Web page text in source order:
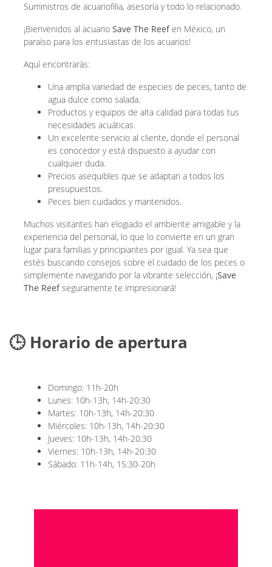
Suministros de acuariofilia, asesoría y todo lo relacionado.
¡Bienvenidos al acuario Save The Reefen México, un
paraíso para los entusiastas de los acuarios!
Aquí encontrarás:
Una amplia variedad de especies de peces, tanto de
agua dulce como salada.
Productos y equipos de alta calidad para todas tus
necesidades acuáticas.
Un excelente servicio al cliente, donde el personal
es conocedor y está dispuesto a ayudar con
cualquier duda.
Precios asequibles que se adaptan a todos los
presupuestos.
Peces bien cuidados y mantenidos.
Muchos visitantes han elogiado el ambiente amigable y la
experiencia del personal, lo que lo convierte en un gran
lugar para familias y principiantes por igual. Ya sea que
estés buscando consejos sobre el cuidado de los peces o
simplemente navegando por la vibrante selección, ¡Save
The Reefseguramente te impresionará!
🕒 Horario de apertura
Domingo: 11h-20h
Lunes: 10h-13h, 14h-20:30
Martes: 10h-13h, 14h-20:30
Miércoles: 10h-13h, 14h-20:30
Jueves: 10h-13h, 14h-20:30
Viernes: 10h-13h, 14h-20:30
Sábado: 11h-14h, 15:30-20h